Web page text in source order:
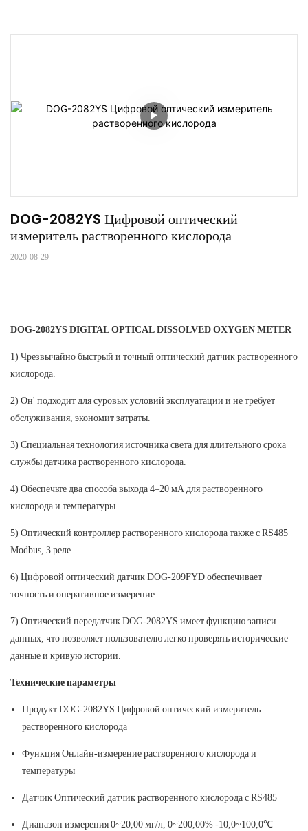
DOG-2082YS Цифровой оптический
измеритель растворенного кислорода
2020-08-29
DOG-2082YS DIGITAL OPTICAL DISSOLVED OXYGEN METER
1) Чрезвычайно быстрый и точный оптический датчик растворенного
кислорода.
2) Он' подходит для суровых условий эксплуатации и не требует
обслуживания, экономит затраты.
3) Специальная технология источника света для длительного срока
службы датчика растворенного кислорода.
4) Обеспечьте два способа выхода 4–20 мА для растворенного
кислорода и температуры.
5) Оптический контроллер растворенного кислорода также с RS485
Modbus, 3 реле.
6) Цифровой оптический датчик DOG-209FYD обеспечивает
точность и оперативное измерение.
7) Оптический передатчик DOG-2082YS имеет функцию записи
данных, что позволяет пользователю легко проверять исторические
данные и кривую истории.
Технические параметры
ПродуктDOG-2082YS Цифровой оптический измеритель
растворенного кислорода
ФункцияОнлайн-измерение растворенного кислорода и
температуры
ДатчикОптический датчик растворенного кислорода с RS485
Диапазон измерения0~20,00 мг/л, 0~200,00% -10,0~100,0℃